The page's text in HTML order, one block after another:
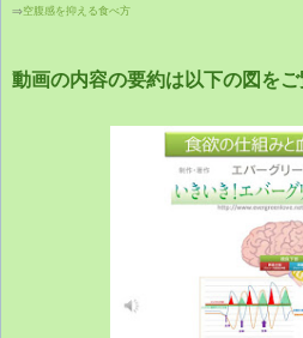
⇒空腹感を抑える食べ方
動画の内容の要約は以下の図をご